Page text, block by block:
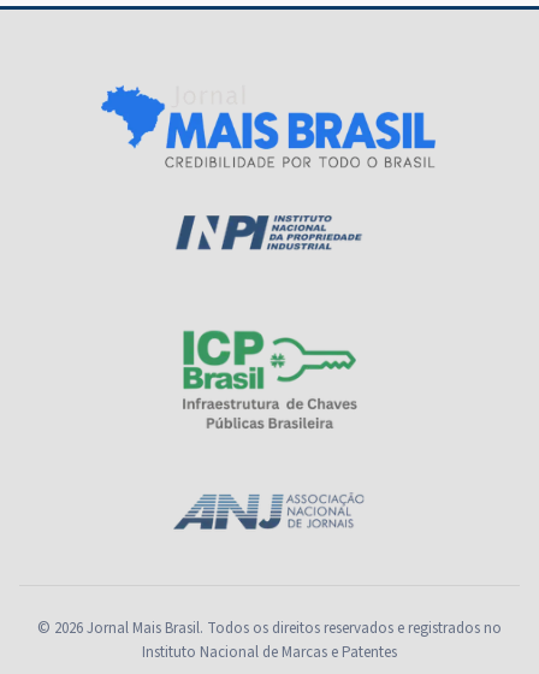
© 2026 Jornal Mais Brasil. Todos os direitos reservados e registrados no
Instituto Nacional de Marcas e Patentes